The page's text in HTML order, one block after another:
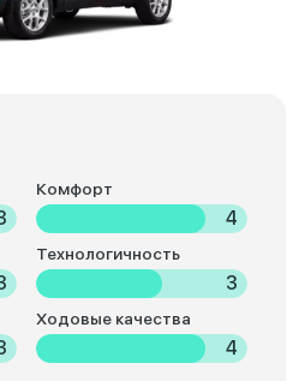
Комфорт
4
Технологичность
3
Ходовые качества
4